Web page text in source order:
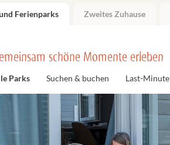
Ferienparks Zweites Zuhause
schöne Momente erleben
Parks Suchen & buchen Last-Minute